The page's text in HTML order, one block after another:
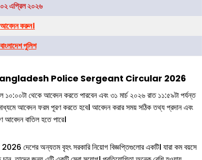
০২ এপ্রিল ২০২৬
আবেদন করুন।
বাংলাদেশ পুলিশ
Police Sergeant Circular 2026
১০:০০টা থেকে আবেদন করতে পারবেন এবং ৩১ মার্চ ২০২৬ রাত ১১:৫৯টা পর্যন্ত
ফরম পূরণ করতে হবে। আবেদন করার সময় সঠিক তথ্য প্রদান এবং
বাতিল হতে পারে।
অন্যতম বৃহৎ সরকারি নিয়োগ বিজ্ঞপ্তিগুলোর একটি। যারা কম বয়সে